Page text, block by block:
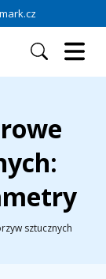
sztucznych